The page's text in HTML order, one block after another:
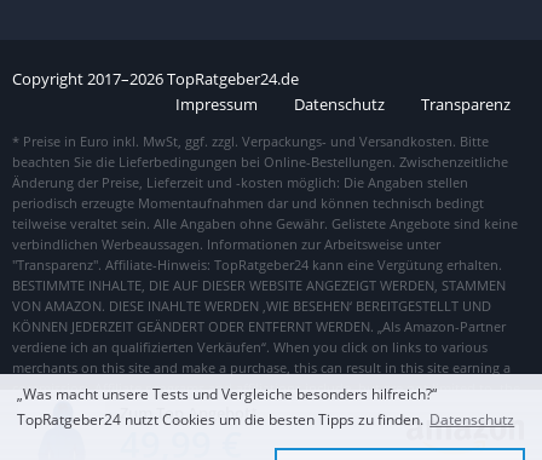
Zum Top Angebot
Copyright2017–2026TopRatgeber24.de
Impressum
Datenschutz Transparenz
„Was macht unsere Tests und Vergleiche besonders hilfreich?“
TopRatgeber24 nutzt Cookies um die besten Tipps zu finden. Datenschutz